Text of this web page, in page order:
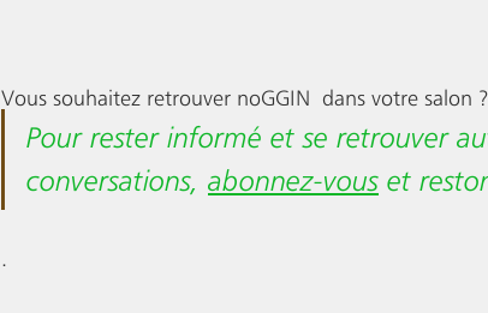
Vous souhaitez retrouver noGGIN  dans votre salon ?
Pour rester informé et se retrouver
conversations, abonnez-vous et
.